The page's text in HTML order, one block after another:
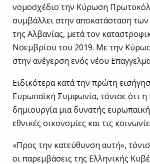
νομοσχέδιο την Κύρωση
συμβάλλει στην αποκατάσταση
της Αλβανίας, μετά τον
Νοεμβρίου του 2019. Με την
στην ανέγερση ενός νέου
Ειδικότερα κατά την πρώτη
Ευρωπαϊκή Συμφωνία, τόνισε ότι
δημιουργία μια δυνατής
εθνικές οικονομίες και τις
«Προς την κατεύθυνση αυτή»,
οι παρεμβάσεις της Ελληνικής